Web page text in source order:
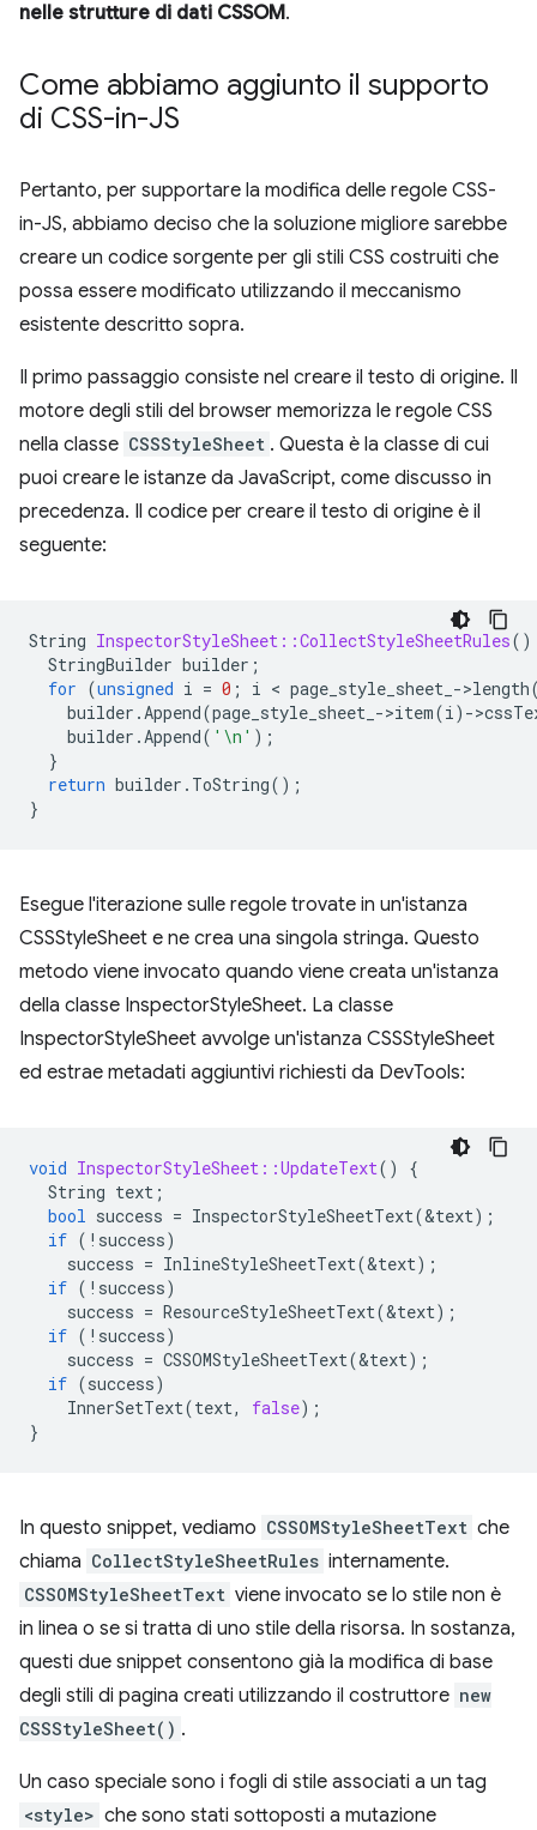
nelle strutture di dati CSSOM.
Come abbiamo aggiunto il supporto
di CSS-in-JS
Pertanto, per supportare la modifica delle regole CSS-
in-JS, abbiamo deciso che la soluzione migliore sarebbe
creare un codice sorgente per gli stili CSS costruiti che
possa essere modificato utilizzando il meccanismo
esistente descritto sopra.
Il primo passaggio consiste nel creare il testo di origine. Il
motore degli stili del browser memorizza le regole CSS
nella classe CSSStyleSheet . Questa è la classe di cui
puoi creare le istanze da JavaScript, come discusso in
precedenza. Il codice per creare il testo di origine è il
seguente:
String InspectorStyleSheet::CollectStyleSheetRules()
StringBuilder builder ;
for (unsigned i = 0 ; i < page_style_sheet_ ->length
builder .Append(page_style_sheet_ ->item(i) ->
builder .Append( '\n' );
}
return builder . ToString();
}
Esegue l'iterazione sulle regole trovate in un'istanza
CSSStyleSheet e ne crea una singola stringa. Questo
metodo viene invocato quando viene creata un'istanza
della classe InspectorStyleSheet. La classe
InspectorStyleSheet avvolge un'istanza CSSStyleSheet
ed estrae metadati aggiuntivi richiesti da DevTools:
void InspectorStyleSheet::UpdateText()
{
String text ;
bool success = InspectorStyleSheetText(&text);
if ( ! success)
success = InlineStyleSheetText(&text);
if ( ! success)
success = ResourceStyleSheetText(&text);
if ( ! success)
success = CSSOMStyleSheetText(&text);
if (success)
InnerSetText(text, false);
}
In questo snippet, vediamo CSSOMStyleSheetText che
chiama CollectStyleSheetRules internamente.
CSSOMStyleSheetText viene invocato se lo stile non è
in linea o se si tratta di uno stile della risorsa. In sostanza,
questi due snippet consentono già la modifica di base
degli stili di pagina creati utilizzando il costruttore new
CSSStyleSheet() .
Un caso speciale sono i fogli di stile associati a un tag
<style> che sono stati sottoposti a mutazione